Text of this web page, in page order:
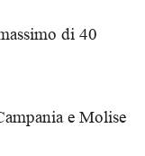
di 40
e Molise